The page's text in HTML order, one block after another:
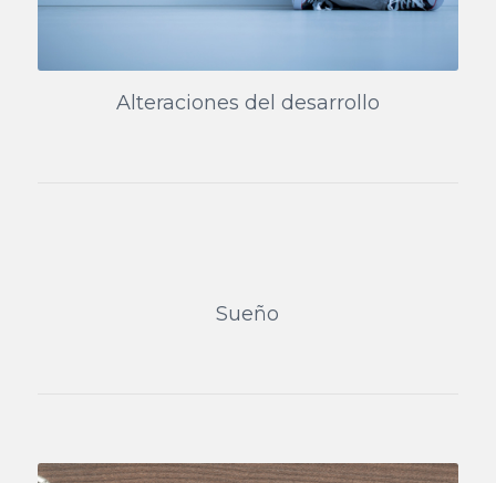
Alteraciones del desarrollo
Sueño